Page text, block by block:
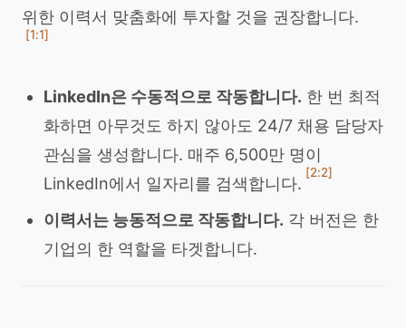
위한 이력서 맞춤화에 투자할 것을 권장합니다.
[1:1]
LinkedIn은 수동적으로 작동합니다. 한 번 최적
화하면 아무것도 하지 않아도 24/7 채용 담당자
관심을 생성합니다. 매주 6,500만 명이
LinkedIn에서 일자리를 검색합니다.
[2:2]
이력서는 능동적으로 작동합니다. 각 버전은 한
기업의 한 역할을 타겟합니다.